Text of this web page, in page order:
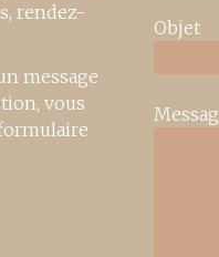
rendez-
message
vous
Objet